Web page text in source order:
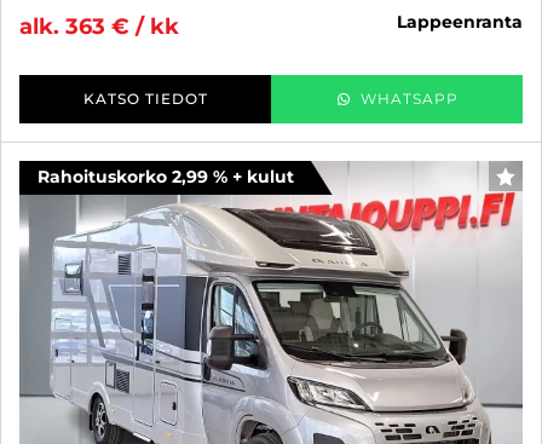
alk. 363 € / kk
lappeenranta
KATSO TIEDOT WHATSAPP
Rahoituskorko 2,99 % + kulut